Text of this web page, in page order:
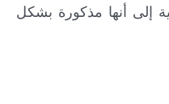
إلى أنها مذكورة بشكل